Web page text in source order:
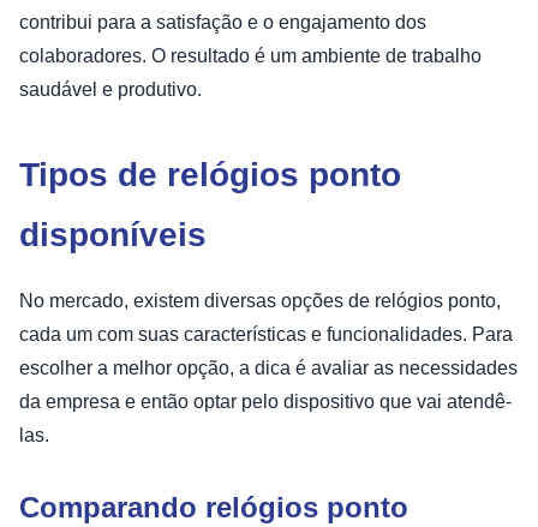
contribui para a satisfação e o engajamento dos
colaboradores. O resultado é um ambiente de trabalho
saudável e produtivo.
Tipos de relógios ponto
disponíveis
No mercado, existem diversas opções de relógios ponto,
cada um com suas características e funcionalidades. Para
escolher a melhor opção, a dica é avaliar as necessidades
da empresa e então optar pelo dispositivo que vai atendê-
las.
Comparando relógios ponto